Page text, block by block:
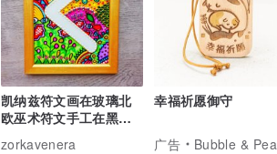
凯纳兹符文画在玻璃北
欧巫术符文手工在黑暗
zorkavenera
幸福祈愿御守
广告
Bubble & Pea 豆豆泡泡